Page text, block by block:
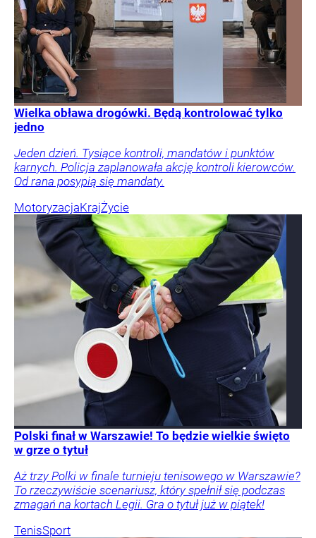
Wielka obława drogówki. Będą kontrolować tylko
jedno
Jeden dzień. Tysiące kontroli, mandatów i punktów
karnych. Policja zaplanowała akcję kontroli kierowców.
Od rana posypią się mandaty.
MotoryzacjaKrajŻycie
Polski finał w Warszawie! To będzie wielkie święto
w grze o tytuł
Aż trzy Polki w finale turnieju tenisowego w Warszawie?
To rzeczywiście scenariusz, który spełnił się podczas
zmagań na kortach Legii. Gra o tytuł już w piątek!
TenisSport